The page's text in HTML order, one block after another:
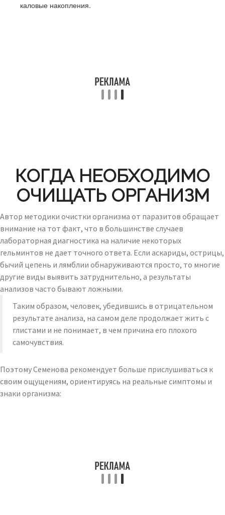
каловые накопления.
КОГДА НЕОБХОДИМО
ОЧИЩАТЬ ОРГАНИЗМ
Автор методики очистки организма от паразитов обращает
внимание на тот факт, что в большинстве случаев
лабораторная диагностика на наличие некоторых
гельминтов не дает точного ответа. Если аскариды, острицы,
бычий цепень и лямблии обнаруживаются просто, то многие
другие виды выявить затруднительно, а результаты
анализов часто бывают ложными.
Таким образом, человек, убедившись в отрицательном
результате анализа, на самом деле продолжает жить с
глистами и не понимает, в чем причина его плохого
самочувствия.
Поэтому Семенова рекомендует больше прислушиваться к
своим ощущениям, ориентируясь на реальные симптомы и
знаки организма: